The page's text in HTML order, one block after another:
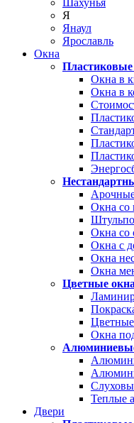
Шахунья
Я
Янаул
Ярославль
Окна
Пластиковые
Окна в
Окна в
Окна со
Окна со
Окна с
Окна
Окна
Цветные окна
Окна
Теплые
Двери